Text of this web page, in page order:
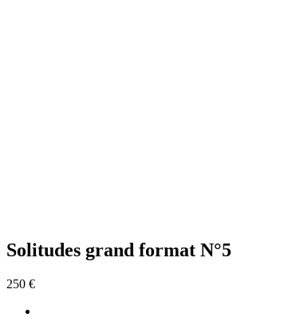
Solitudes grand format N°5
250 €